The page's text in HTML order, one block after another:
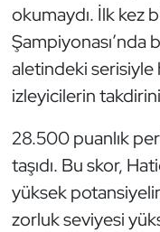
okumaydı. İlk kez
aletindeki
izleyicilerin
28.500 puanlık
taşıdı. Bu skor,
yüksek
zorluk seviyesi
Judo ve Kuraş
Kano ve
Kayak
Kempo